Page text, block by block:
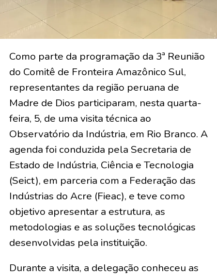
Como parte da programação da 3ª Reunião
do Comitê de Fronteira Amazônico Sul,
representantes da região peruana de
Madre de Dios participaram, nesta quarta-
feira, 5, de uma visita técnica ao
Observatório da Indústria, em Rio Branco. A
agenda foi conduzida pela Secretaria de
Estado de Indústria, Ciência e Tecnologia
(Seict), em parceria com a Federação das
Indústrias do Acre (Fieac), e teve como
objetivo apresentar a estrutura, as
metodologias e as soluções tecnológicas
desenvolvidas pela instituição.
Durante a visita, a delegação conheceu as